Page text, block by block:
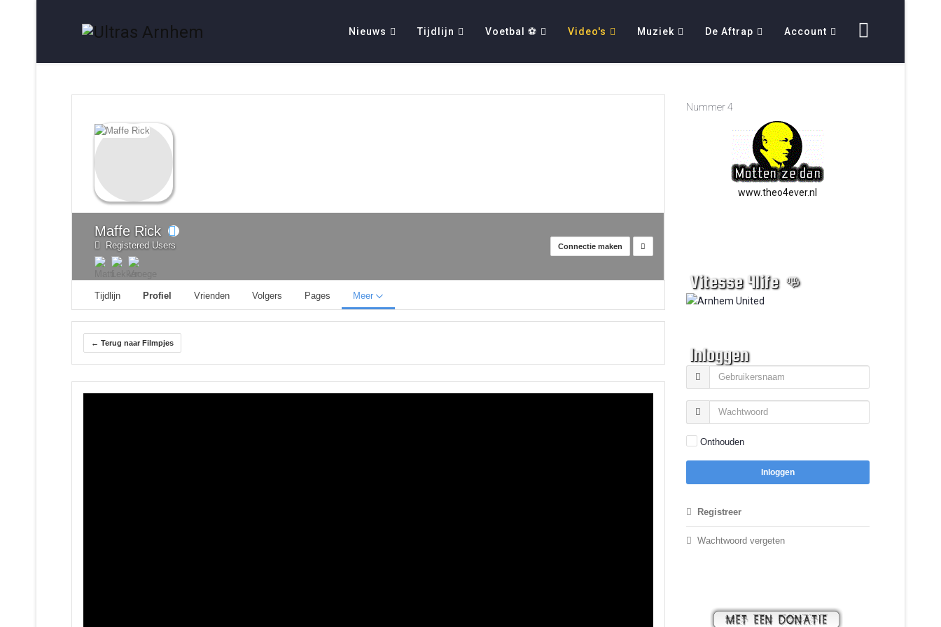
Nieuws Tijdlijn Voetbal ⚽ Video's Muziek De Aftrap Account
Maffe Rick
Registered Users Connectie maken
Tijdlijn Profiel Vrienden Volgers Pages Meer
← Terug naar Filmpjes
Nummer 4
www.theo4ever.nl
Vitesse 4life 👊
Inloggen
Onthouden
Inloggen
Registreer
Wachtwoord vergeten